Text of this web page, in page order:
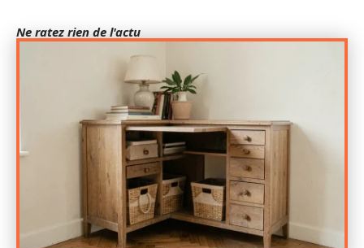
Ne ratez rien de l'actu